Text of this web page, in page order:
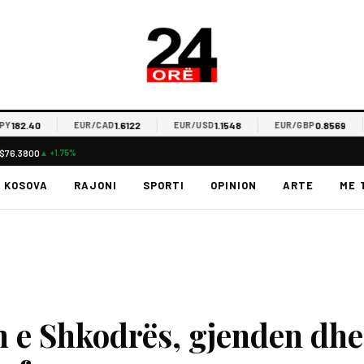
EUR/CAD1.6122 EUR/USD1.1548 EUR/GBP0.8569
$76.3800 ▲ +1.75%
KOSOVA RAJONI SPORTI OPINION ARTE ME
Shkodrës, gjenden dhe